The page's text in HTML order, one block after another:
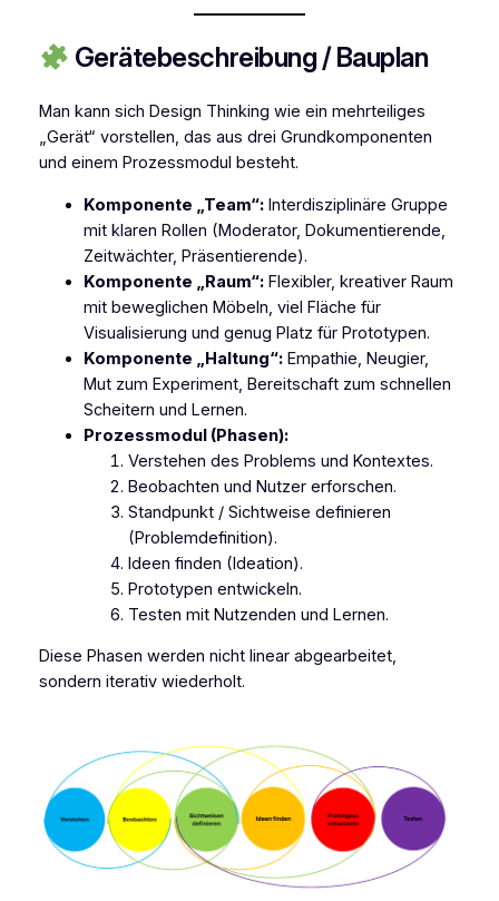
Gerätebeschreibung / Bauplan
Man kann sich Design Thinking wie ein mehrteiliges
„Gerät“ vorstellen, das aus drei Grundkomponenten
und einem Prozessmodul besteht.
Komponente „Team“:Interdisziplinäre Gruppe
mit klaren Rollen (Moderator, Dokumentierende,
Zeitwächter, Präsentierende).
Komponente „Raum“:Flexibler, kreativer Raum
mit beweglichen Möbeln, viel Fläche für
Visualisierung und genug Platz für Prototypen.
Komponente „Haltung“:Empathie, Neugier,
Mut zum Experiment, Bereitschaft zum schnellen
Scheitern und Lernen.
Prozessmodul (Phasen):
Verstehen des Problems und Kontextes.
Beobachten und Nutzer erforschen.
Standpunkt / Sichtweise definieren
(Problemdefinition).
Ideen finden (Ideation).
Prototypen entwickeln.
Testen mit Nutzenden und Lernen.
Diese Phasen werden nicht linear abgearbeitet,
sondern iterativ wiederholt.